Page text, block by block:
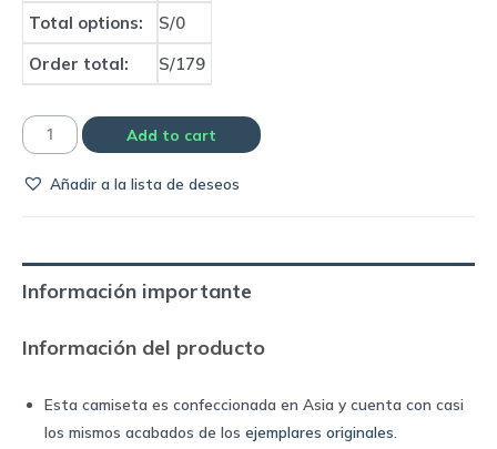
Total options:
S/0
Order total:
S/179
Camiseta
de
away
|
quantity
Add to cart
Añadir a la lista de deseos
Información importante
Información del producto
Esta camiseta es confeccionada en Asia y cuenta con casi
los mismos acabados de los ejemplares originales.